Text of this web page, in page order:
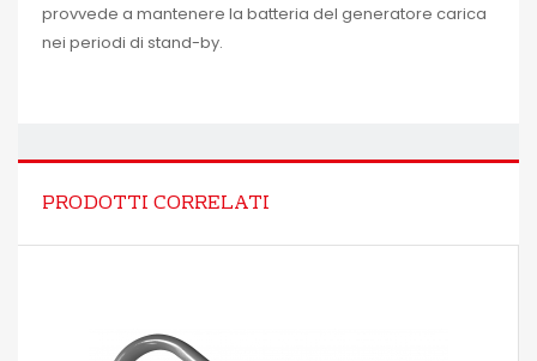
provvede a mantenere la batteria del generatore carica
nei periodi di stand-by.
PRODOTTI CORRELATI